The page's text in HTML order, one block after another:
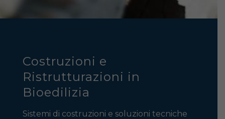
Costruzioni e
Ristrutturazioni in
Bioedilizia
Sistemi di costruzioni e soluzioni tecniche